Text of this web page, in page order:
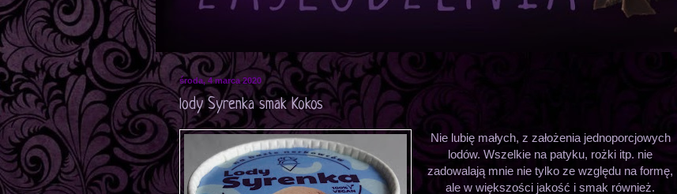
środa, 4 marca 2020
lody Syrenka smak Kokos
Nie lubię małych, z założenia jednoporcjowych
lodów. Wszelkie na patyku, rożki itp. nie
zadowalają mnie nie tylko ze względu na formę,
ale w większości jakość i smak również.